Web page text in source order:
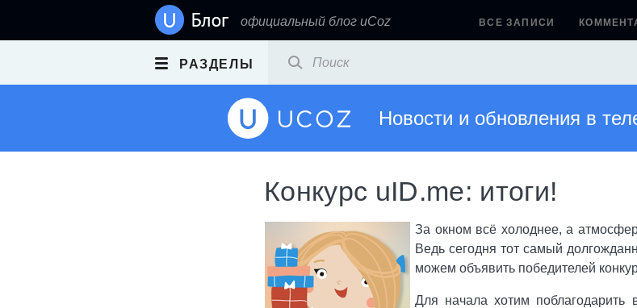
официальный блог uCoz ВСЕ ЗАПИСИ
РАЗДЕЛЫ
Новости и обновления в
Конкурс uID.me: итоги!
За окном всё холоднее, а
Ведь сегодня тот самый
можем объявить победителей
Для начала хотим поблагодарить